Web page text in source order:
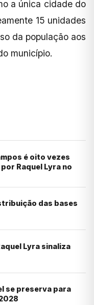
a única cidade do
15 unidades
da população aos
município.
é oito vezes
Raquel Lyra no
das bases
Lyra sinaliza
se preserva para